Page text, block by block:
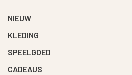
NIEUW
KLEDING
SPEELGOED
CADEAUS